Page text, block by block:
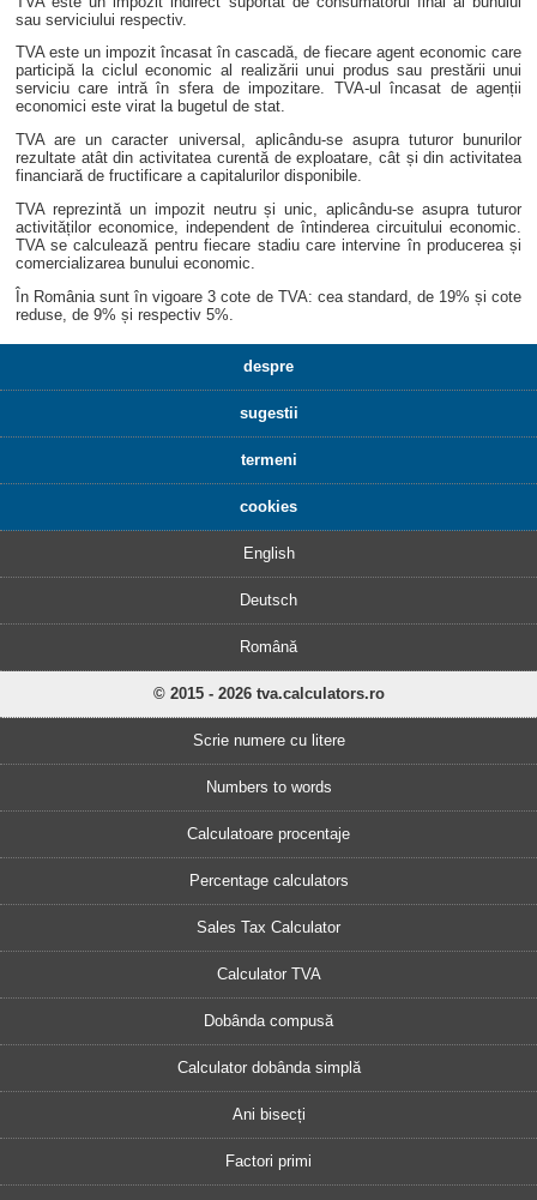
sau serviciului respectiv.
TVA este un impozit încasat în cascadă, de fiecare agent economic care
participă la ciclul economic al realizării unui produs sau prestării unui
serviciu care intră în sfera de impozitare. TVA-ul încasat de agenții
economici este virat la bugetul de stat.
TVA are un caracter universal, aplicându-se asupra tuturor bunurilor
rezultate atât din activitatea curentă de exploatare, cât și din activitatea
financiară de fructificare a capitalurilor disponibile.
TVA reprezintă un impozit neutru și unic, aplicându-se asupra tuturor
activităților economice, independent de întinderea circuitului economic.
TVA se calculează pentru fiecare stadiu care intervine în producerea și
comercializarea bunului economic.
În România sunt în vigoare 3 cote de TVA: cea standard, de 19% și cote
reduse, de 9% și respectiv 5%.
despre
sugestii
termeni
cookies
English
Deutsch
Română
© 2015 - 2026 tva.calculators.ro
Scrie numere cu litere
Numbers to words
Calculatoare procentaje
Percentage calculators
Sales Tax Calculator
Calculator TVA
Dobânda compusă
Calculator dobânda simplă
Ani bisecți
Factori primi